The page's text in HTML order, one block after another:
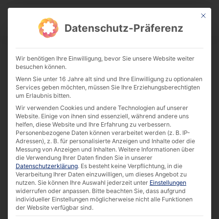
Download Center
Success Story: Qualitätssicherung
durch Machine Vision[DE]
Download
6675 downloads
212.96 KB
This
Datenschutz-Präferenz
Wir benötigen Ihre Einwilligung, bevor Sie unsere Website weiter
besuchen können.
Wenn Sie unter 16 Jahre alt sind und Ihre Einwilligung zu optionalen
Services geben möchten, müssen Sie Ihre Erziehungsberechtigten
um Erlaubnis bitten.
Wir verwenden Cookies und andere Technologien auf unserer
Website. Einige von ihnen sind essenziell, während andere uns
helfen, diese Website und Ihre Erfahrung zu verbessern.
Personenbezogene Daten können verarbeitet werden (z. B. IP-
Adressen), z. B. für personalisierte Anzeigen und Inhalte oder die
Messung von Anzeigen und Inhalten. Weitere Informationen über
die Verwendung Ihrer Daten finden Sie in unserer
Datenschutzerklärung. Es besteht keine Verpflichtung, in die
Verarbeitung Ihrer Daten einzuwilligen, um dieses Angebot zu
nutzen. Sie können Ihre Auswahl jederzeit unter Einstellungen
widerrufen oder anpassen. Bitte beachten Sie, dass aufgrund
individueller Einstellungen möglicherweise nicht alle Funktionen
der Website verfügbar sind.